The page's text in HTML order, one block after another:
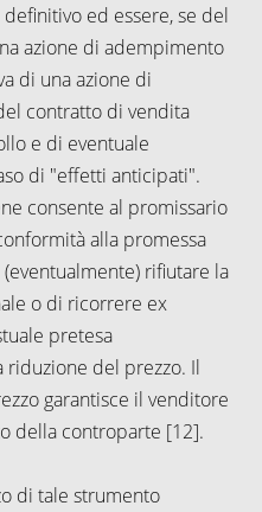
ed essere, se del
azione di adempimento
di una azione di
contratto di vendita
e di eventuale
di "effetti anticipati".
consente al promissario
alla promessa
rifiutare la
o di ricorrere ex
pretesa
riduzione del prezzo. Il
garantisce il venditore
della controparte [12].
di tale strumento